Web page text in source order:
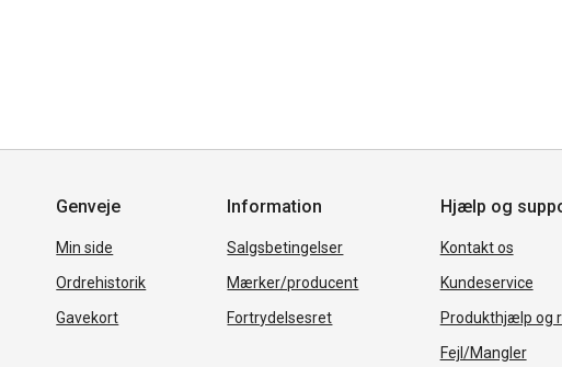
Genveje
Min side
Ordrehistorik
Gavekort
Information
Salgsbetingelser
Mærker/producent
Fortrydelsesret
Hjælp og
Kontakt os
Kundeservice
Produkthjælp og
Fejl/Mangler